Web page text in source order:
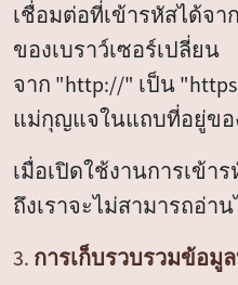
เชื่อมต่อที่เข้ารหัสได้จ
ของเบราว์เซอร์เปลี่ยน
จาก "http://" เป็น
แม่กุญแจในแถบที่อยู่ขอ
เมื่อเปิดใช้งานการเข้า
ถึงเราจะไม่สามารถอ่า
3. การเก็บรวบรวมข้อมู